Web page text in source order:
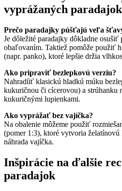
vyprážaných paradajok
Prečo paradajky púšťajú veľa
Je dôležité paradajky dôkladne osušiť
obaľovaním. Taktiež pomôže použiť
(napr. panko), ktoré lepšie držia
Ako pripraviť bezlepkovú verziu?
Nahradíiť klasickú hladkú múku
kukuričnou či cícerovou) a strúhanku
kukuričnými lupienkami.
Ako vyprážať bez vajíčka?
Na obalenie môžeme použiť
(pomer 1:3), ktoré vytvoria
náhrada vajíčka.
Inšpirácie na ďalšie
paradajok